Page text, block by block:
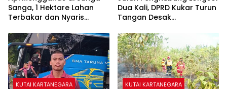
Sanga, 1 Hektare Lahan
Terbakar dan Nyaris
Dua Kali, DPRD Kukar Turun
Tangan Desak
KUTAI KARTANEGARA KUTAI KARTANEGARA